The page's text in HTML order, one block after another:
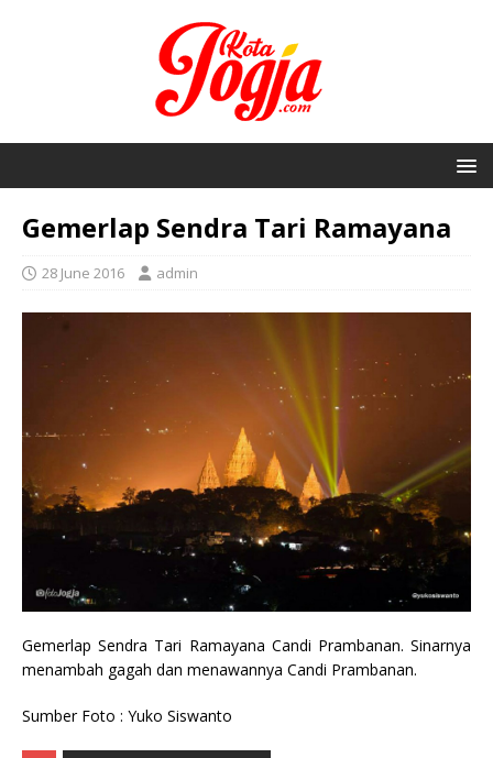
Gemerlap Sendra Tari Ramayana
28 June 2016 admin
Gemerlap Sendra Tari Ramayana Candi Prambanan. Sinarnya
menambah gagah dan menawannya Candi Prambanan.
Sumber Foto : Yuko Siswanto